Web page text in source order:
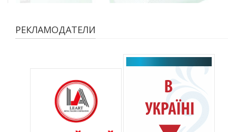
РЕКЛАМОДАТЕЛИ